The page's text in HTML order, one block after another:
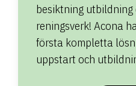
besiktning
reningsverk! Acona
första kompletta
uppstart och